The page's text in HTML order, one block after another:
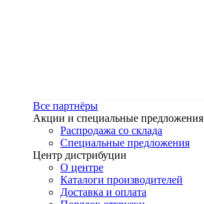
Все партнёры
Акции и специальные предложения
Распродажа со склада
Специальные предложения
Центр дистрибуции
О центре
Каталоги производителей
Доставка и оплата